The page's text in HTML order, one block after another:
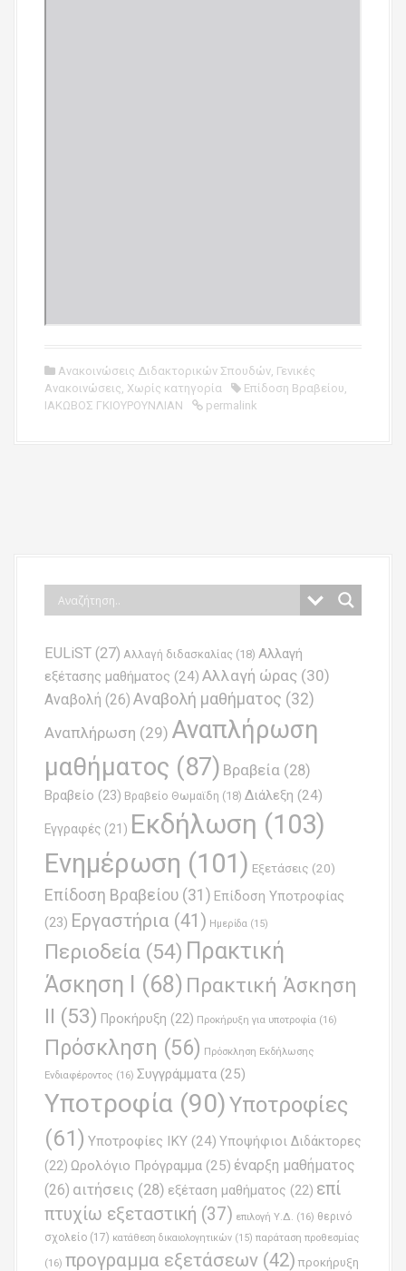
Ανακοινώσεις Διδακτορικών Σπουδών, Γενικές
Ανακοινώσεις, Χωρίς κατηγορία Επίδοση Βραβείου,
ΙΑΚΩΒΟΣ ΓΚΙΟΥΡΟΥΝΛΙΑΝ
permalink
EULiST (27) Αλλαγή διδασκαλίας (18) Αλλαγή
εξέτασης μαθήματος (24) Αλλαγή ώρας (30)
Αναβολή (26) Αναβολή μαθήματος (32)
Αναπλήρωση (29) Αναπλήρωση
μαθήματος (87) Βραβεία (28)
Βραβείο (23) Βραβείο Θωμαϊδη (18) Διάλεξη (24)
Εγγραφές (21) Εκδήλωση (103)
Ενημέρωση (101) Εξετάσεις (20)
Επίδοση Βραβείου (31) Επίδοση Υποτροφίας
(23) Εργαστήρια (41) Ημερίδα (15)
Περιοδεία (54) Πρακτική
Άσκηση Ι
(68) Πρακτική Άσκηση
ΙΙ (53) Προκήρυξη (22) Προκήρυξη για υποτροφία (16)
Πρόσκληση (56) Πρόσκληση Εκδήλωσης
Ενδιαφέροντος (16) Συγγράμματα (25)
Υποτροφία (90)Υποτροφίες
(61) Υποτροφίες ΙΚΥ (24) Υποψήφιοι Διδάκτορες
(22) Ωρολόγιο Πρόγραμμα (25) έναρξη μαθήματος
(26) αιτήσεις (28) εξέταση μαθήματος (22) επί
πτυχίω εξεταστική (37) επιλογή Υ.Δ. (16) θερινό
σχολείο (17) κατάθεση δικαιολογητικών (15) παράταση προθεσμίας
(16) προγραμμα εξετάσεων (42) προκήρυξη